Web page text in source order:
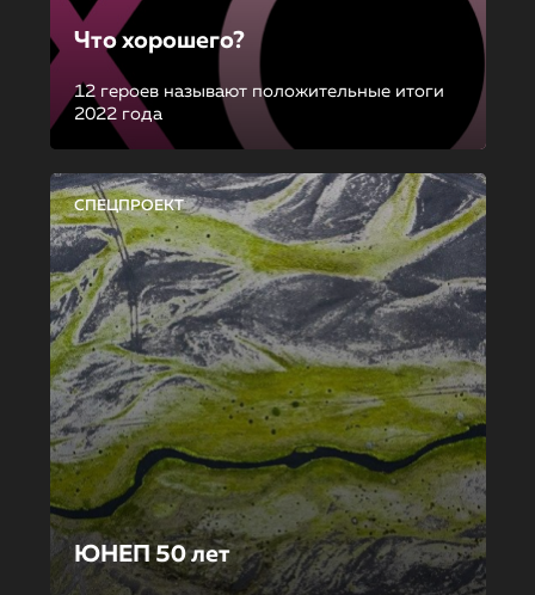
Что хорошего?
12 героев называют положительные итоги
2022 года
СПЕЦПРОЕКТ
ЮНЕП 50 лет